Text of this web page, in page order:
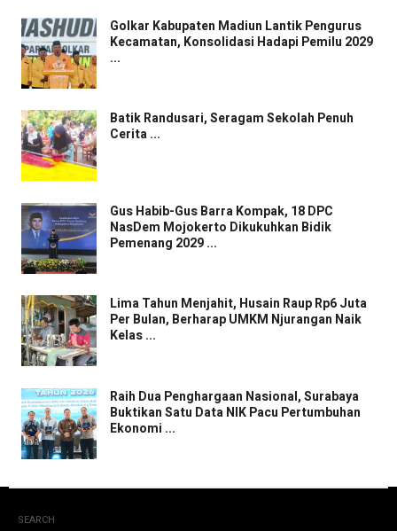
Golkar Kabupaten Madiun Lantik Pengurus
Kecamatan, Konsolidasi Hadapi Pemilu 2029
...
Batik Randusari, Seragam Sekolah Penuh
Cerita ...
Gus Habib-Gus Barra Kompak, 18 DPC
NasDem Mojokerto Dikukuhkan Bidik
Pemenang 2029 ...
Lima Tahun Menjahit, Husain Raup Rp6 Juta
Per Bulan, Berharap UMKM Njurangan Naik
Kelas ...
Raih Dua Penghargaan Nasional, Surabaya
Buktikan Satu Data NIK Pacu Pertumbuhan
Ekonomi ...
SEARCH